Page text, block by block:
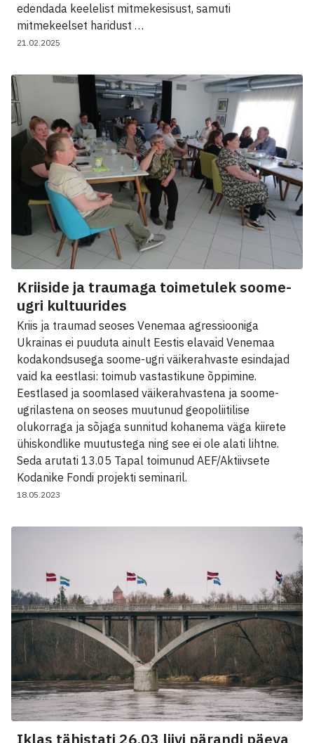
edendada keelelist mitmekesisust, samuti
mitmekeelset haridust …
21.02.2025
Kriiside ja traumaga toimetulek soome-
ugri kultuurides
Kriis ja traumad seoses Venemaa agressiooniga
Ukrainas ei puuduta ainult Eestis elavaid Venemaa
kodakondsusega soome-ugri väikerahvaste esindajad
vaid ka eestlasi: toimub vastastikune õppimine.
Eestlased ja soomlased väikerahvastena ja soome-
ugrilastena on seoses muutunud geopoliitilise
olukorraga ja sõjaga sunnitud kohanema väga kiirete
ühiskondlike muutustega ning see ei ole alati lihtne.
Seda arutati 13.05 Tapal toimunud AEF/Aktiivsete
Kodanike Fondi projekti seminaril.
18.05.2023
Iklas tähistati 26.03 liivi pärandi päeva